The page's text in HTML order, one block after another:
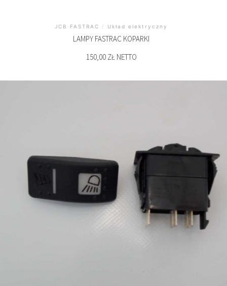
JCB FASTRAC / Układ elektryczny
LAMPY FASTRAC KOPARKI
150,00 ZŁ NETTO